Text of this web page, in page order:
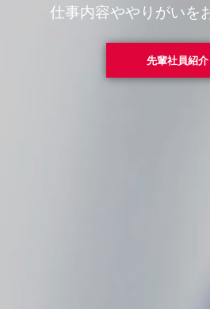
仕事内容ややりがいを
先輩社員紹介